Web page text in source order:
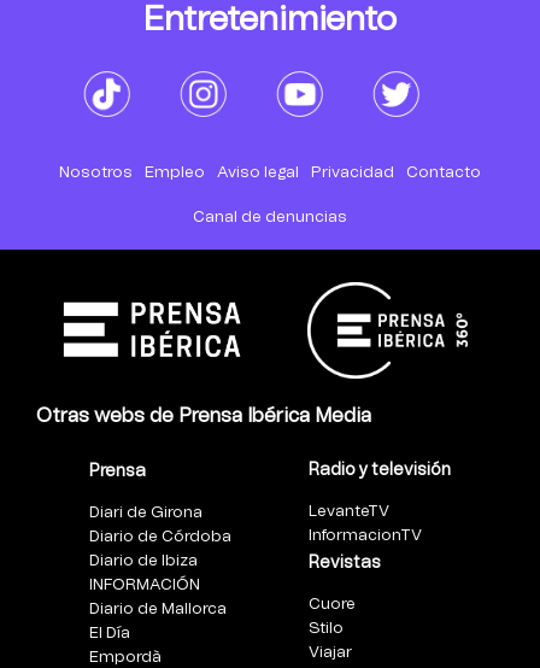
Entretenimiento
Nosotros Empleo Aviso legal Privacidad Contacto
Canal de denuncias
Otras webs de Prensa Ibérica Media
Prensa
Diari de Girona
Diario de Córdoba
Diario de Ibiza
INFORMACIÓN
Diario de Mallorca
El Día
Empordà
Radio y televisión
LevanteTV
InformacionTV
Revistas
Cuore
Stilo
Viajar